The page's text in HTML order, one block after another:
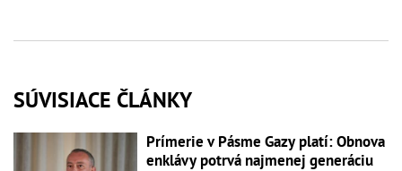
SÚVISIACE ČLÁNKY
Prímerie v Pásme Gazy platí: Obnova
enklávy potrvá najmenej generáciu